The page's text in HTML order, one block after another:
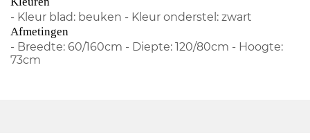
- Kleur blad: beuken - Kleur onderstel: zwart
Afmetingen
- Breedte: 60/160cm - Diepte: 120/80cm - Hoogte:
73cm